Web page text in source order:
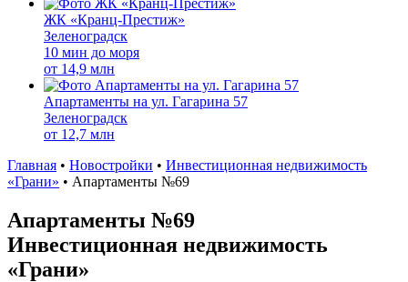
ЖК «Кранц-Престиж»
Зеленоградск
10 мин до моря
от 14,9 млн
Апартаменты на ул. Гагарина 57
Зеленоградск
от 12,7 млн
Главная • Новостройки • Инвестиционная недвижимость
«Грани» • Апартаменты №69
Апартаменты №69
Инвестиционная недвижимость
«Грани»